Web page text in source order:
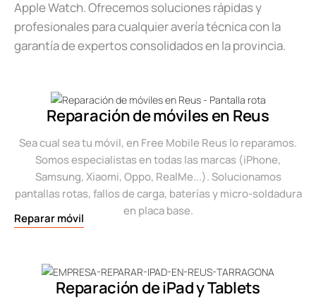
Apple Watch. Ofrecemos soluciones rápidas y
profesionales para cualquier avería técnica con la
garantía de expertos consolidados en la provincia.
Reparación de móviles en Reus
Sea cual sea tu móvil, en Free Mobile Reus lo reparamos.
Somos especialistas en todas las marcas (iPhone,
Samsung, Xiaomi, Oppo, RealMe...). Solucionamos
pantallas rotas, fallos de carga, baterías y micro-soldadura
en placa base.
Reparar móvil
Reparación de iPad y Tablets